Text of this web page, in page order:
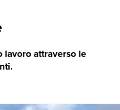
lavoro attraverso le